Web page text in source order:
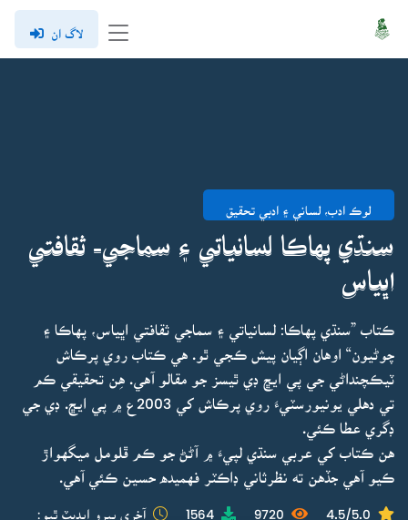
لاگ ان
لوڪ ادب، لساني ۽ ادبي تحقيق
سنڌي پهاڪا لسانياتي ۽ سماجي- ثقافتي
اڀياس
ڪتاب ”سنڌي پهاڪا: لسانياتي ۽ سماجي ثقافتي اڀياس، پهاڪا ۽
چوڻيون“ اوهان اڳيان پيش ڪجي ٿو. هي ڪتاب روي پرڪاش
ٽيڪچنداڻي جي پي ايڇ ڊي ٿيسز جو مقالو آهي. هِن تحقيقي ڪم
تي دهلي يونيورسٽيءَ روي پرڪاش کي 2003ع ۾ پي ايڇ. ڊي جي
ڊگري عطا ڪئي.
هن ڪتاب کي عربي سنڌي لپيءَ ۾ آڻڻ جو ڪم ڦلومل ميگهواڙ
ڪيو آهي جڏهن ته نظرثاني ڊاڪٽر فهميده حسين ڪئي آهي.
4.5/5.0
9720
1564 آخري ڀيرو اپڊيٽ ٿيو: